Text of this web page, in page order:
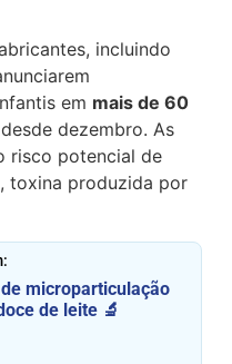
incluindo
em mais de 60
dezembro. As
risco potencial de
toxina produzida por
microparticulação
de leite 🔬